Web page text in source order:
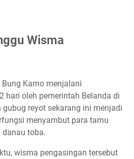
Wisma
Karno menjalani
hari oleh pemerintah Belanda di
reyot sekarang ini menjadi
menyambut para tamu
toba.
wisma pengasingan tersebut